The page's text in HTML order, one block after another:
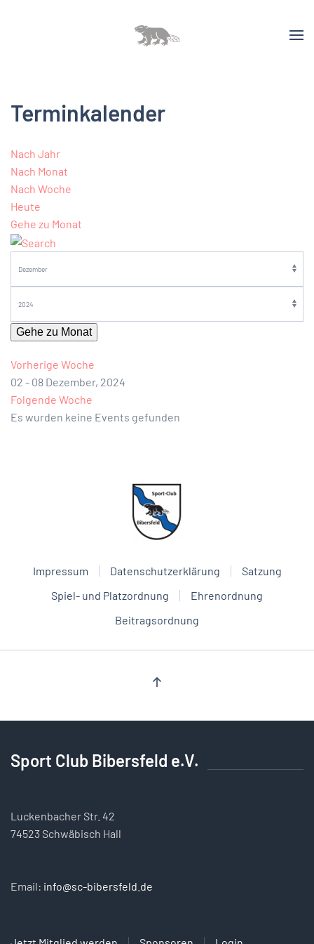
Terminkalender
Nach Jahr
Nach Monat
Nach Woche
Heute
Gehe zu Monat
Gehe zu Monat
Vorherige Woche
02 - 08 Dezember, 2024
Folgende Woche
Es wurden keine Events gefunden
Impressum Datenschutzerklärung
Satzung
Spiel- und Platzordnung
Ehrenordnung
Beitragsordnung
Sport Club Bibersfeld e.V.
Luckenbacher Str. 42
74523 Schwäbisch Hall
Email: info@sc-bibersfeld.de